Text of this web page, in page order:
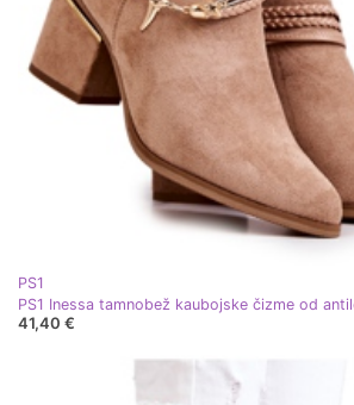
PS1
PS1 Inessa tamnobež kaubojske čizme od
41,40 €